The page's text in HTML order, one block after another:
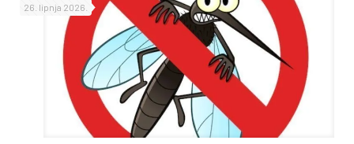
26. lipnja 2026.